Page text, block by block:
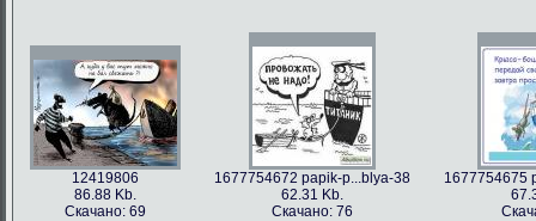
12419806
86.88 Kb.
Скачано: 69
1677754672 papik-p...blya-38
62.31 Kb.
Скачано: 76
1677754675